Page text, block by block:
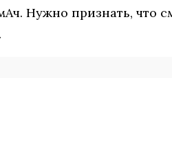
Нужно признать, что